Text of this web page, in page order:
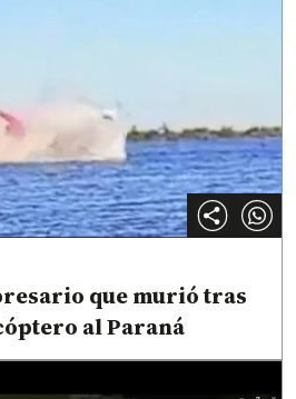
que murió tras
al Paraná